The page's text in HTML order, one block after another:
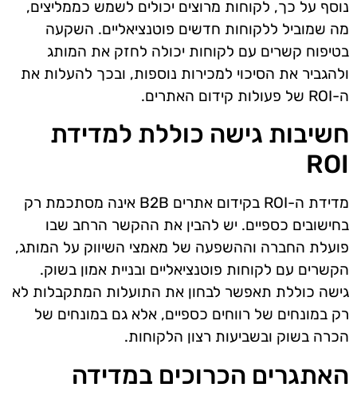
נוסף על כך, לקוחות מרוצים יכולים לשמש כממליצים,
מה שמוביל ללקוחות חדשים פוטנציאליים. השקעה
בטיפוח קשרים עם לקוחות יכולה לחזק את המותג
ולהגביר את הסיכוי למכירות נוספות, ובכך להעלות את
ה-ROI של פעולות קידום האתרים.
חשיבות גישה כוללת למדידת
ROI
מדידת ה-ROI בקידום אתרים B2B אינה מסתכמת רק
בחישובים כספיים. יש להבין את ההקשר הרחב שבו
פועלת החברה וההשפעה של מאמצי השיווק על המותג,
הקשרים עם לקוחות פוטנציאליים ובניית אמון בשוק.
גישה כוללת תאפשר לבחון את התועלות המתקבלות לא
רק במונחים של רווחים כספיים, אלא גם במונחים של
הכרה בשוק ובשביעות רצון הלקוחות.
האתגרים הכרוכים במדידה